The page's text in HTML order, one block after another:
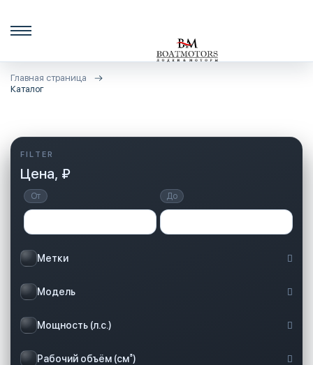
Главная страница
Каталог
Цена, ₽
От До
Метки
Модель
Мощность (л.с.)
Рабочий объём (см³)